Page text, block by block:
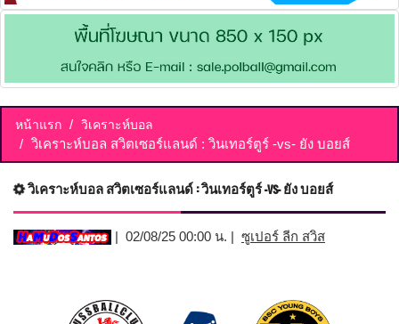
หน้าแรก วิเคราะห์บอล
วิเคราะห์บอล สวิตเซอร์แลนด์ : วินเทอร์ตูร์ -vs- ยัง บอยส์
วิเคราะห์บอล สวิตเซอร์แลนด์ : วินเทอร์ตูร์ -vs- ยัง บอยส์
| 02/08/25 00:00 น. | ซูเปอร์ ลีก สวิส